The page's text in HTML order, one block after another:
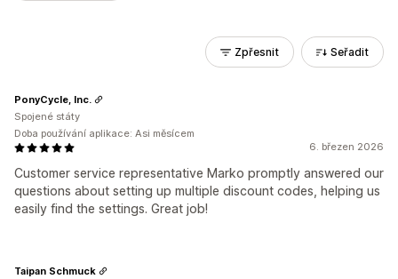
Zpřesnit Seřadit
6. březen 2026
Customer service representative Marko promptly answered our
questions about setting up multiple discount codes, helping us
easily find the settings. Great job!
PonyCycle, Inc.
Spojené státy
Doba používání aplikace: Asi měsícem
Taipan Schmuck